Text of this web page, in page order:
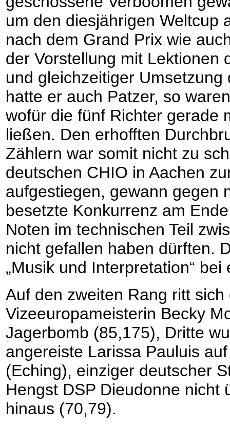
um den diesjährigen Weltcup
nach dem Grand Prix wie
der Vorstellung mit Lektionen
und gleichzeitiger
hatte er auch Patzer, so
wofür die fünf Richter gerade
ließen. Den erhofften
Zählern war somit nicht zu
deutschen CHIO in Aachen
aufgestiegen, gewann gegen
besetzte Konkurrenz am
Noten im technischen Teil
nicht gefallen haben dürften.
„Musik und Interpretation“
Auf den zweiten Rang ritt
Vizeeuropameisterin Becky
Jagerbomb (85,175), Dritte
angereiste Larissa Pauluis
(Eching), einziger deutscher
Hengst DSP Dieudonne nicht
hinaus (70,79).